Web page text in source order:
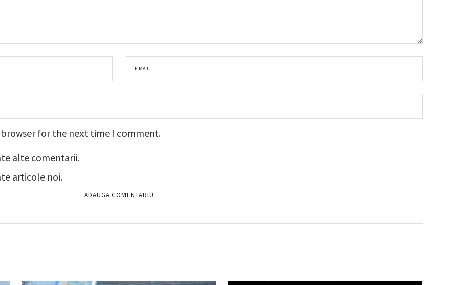
for the next time I comment.
alte comentarii.
articole noi.